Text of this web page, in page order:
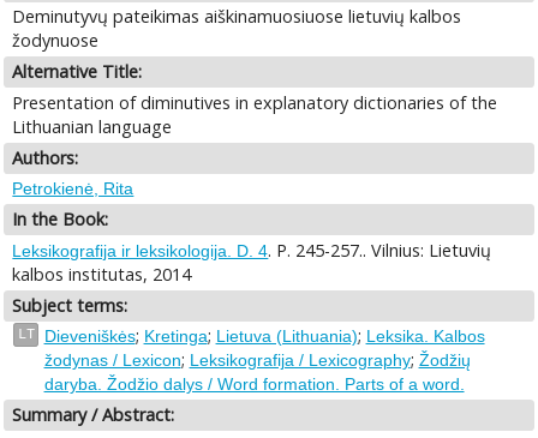
Deminutyvų pateikimas aiškinamuosiuose lietuvių kalbos
žodynuose
Alternative Title:
Presentation of diminutives in explanatory dictionaries of the
Lithuanian language
Authors:
Petrokienė, Rita
In the Book:
Leksikografija ir leksikologija. D. 4. P. 245-257.. Vilnius: Lietuvių
kalbos institutas, 2014
Subject terms:
LT Dieveniškės; Kretinga; Lietuva (Lithuania); Leksika. Kalbos
žodynas / Lexicon; Leksikografija / Lexicography; Žodžių
daryba. Žodžio dalys / Word formation. Parts of a word.
Summary / Abstract: